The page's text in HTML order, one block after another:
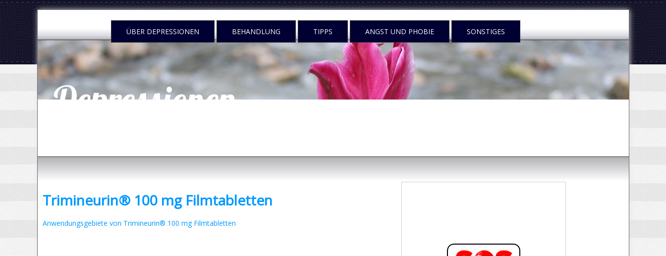
.
ÜBER DEPRESSIONEN BEHANDLUNG TIPPS ANGST UND PHOBIE SONSTIGES
Depressionen
Trimineurin® 100 mg Filmtabletten
Anwendungsgebiete von Trimineurin® 100 mg Filmtabletten